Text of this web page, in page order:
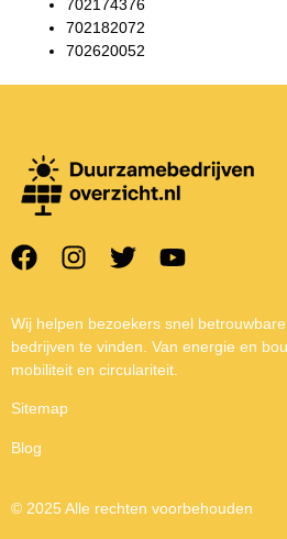
702174376
702182072
702620052
Wij helpen bezoekers snel
bedrijven te vinden. Van energie en
mobiliteit en circulariteit.
Sitemap
Blog
© 2025 Alle rechten voorbehouden